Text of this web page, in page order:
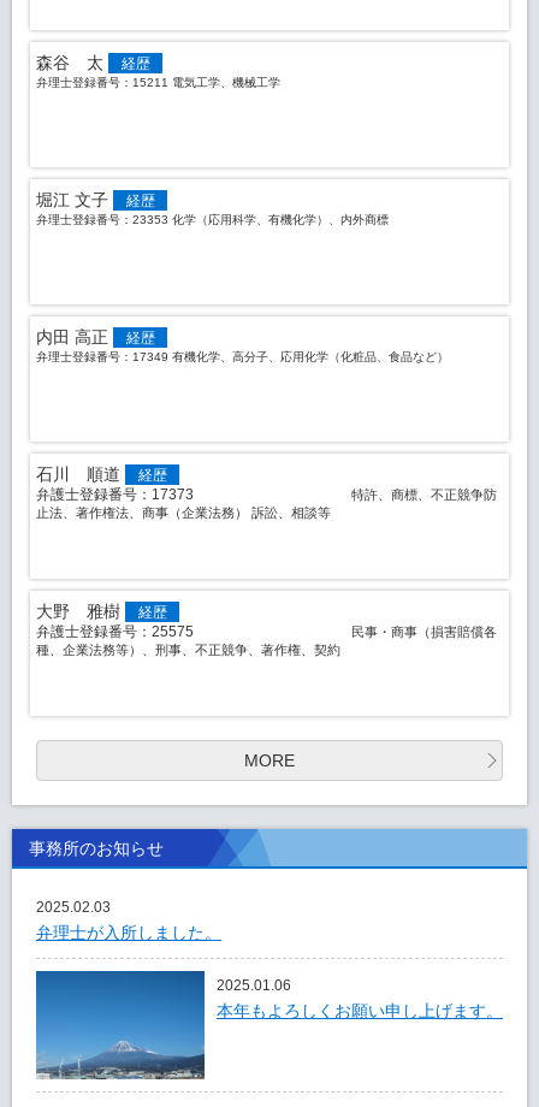
森谷 太 経歴
弁理士登録番号：15211 電気工学、機械工学
堀江 文子 経歴
弁理士登録番号：23353 化学（応用科学、有機化学）、内外商標
内田 高正 経歴
弁理士登録番号：17349 有機化学、高分子、応用化学（化粧品、食品など）
石川 順道
経歴
弁護士登録番号：17373
特許、商標、不正競争防
止法、著作権法、商事（企業法務） 訴訟、相談等
大野 雅樹
経歴
弁護士登録番号：25575
民事・商事（損害賠償各
種、企業法務等）、刑事、不正競争、著作権、契約
MORE
事務所のお知らせ
2025.02.03
弁理士が入所しました。
2025.01.06
本年もよろしくお願い申し上げます。